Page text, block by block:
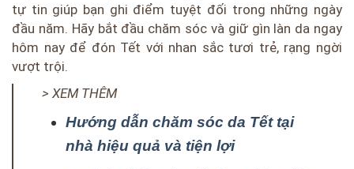
tự tin giúp bạn ghi điểm tuyệt đối trong những ngày
đầu năm. Hãy bắt đầu chăm sóc và giữ gìn làn da ngay
hôm nay để đón Tết với nhan sắc tươi trẻ, rạng ngời
vượt trội.
> XEM THÊM
Hướng dẫn chăm sóc da Tết tại
nhà hiệu quả và tiện lợi